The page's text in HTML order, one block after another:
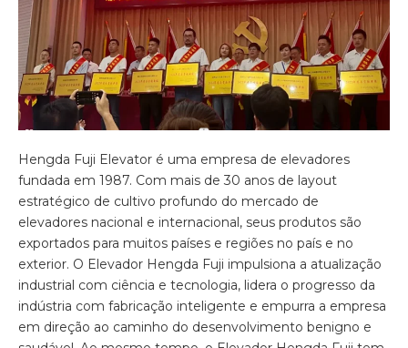
Hengda Fuji Elevator é uma empresa de elevadores
fundada em 1987. Com mais de 30 anos de layout
estratégico de cultivo profundo do mercado de
elevadores nacional e internacional, seus produtos são
exportados para muitos países e regiões no país e no
exterior. O Elevador Hengda Fuji impulsiona a atualização
industrial com ciência e tecnologia, lidera o progresso da
indústria com fabricação inteligente e empurra a empresa
em direção ao caminho do desenvolvimento benigno e